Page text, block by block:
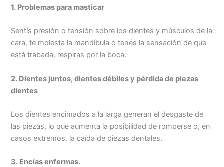
1. Problemas para masticar
Sentís presión o tensión sobre los dientes y músculos de la
cara, te molesta la mandíbula o tenés la sensación de que
está trabada, respiras por la boca.
2. Dientes juntos, dientes débiles y pérdida de piezas
dientes
Los dientes encimados a la larga generan el desgaste de
las piezas, lo que aumenta la posibilidad de romperse o, en
casos extremos. la caída de piezas dentales.
3. Encías enfermas.